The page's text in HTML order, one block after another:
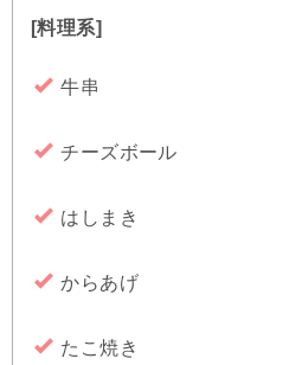
[料理系]
牛串
チーズボール
はしまき
からあげ
たこ焼き